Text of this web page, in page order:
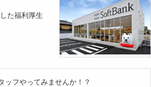
た福利厚生
ッフやってみませんか！？